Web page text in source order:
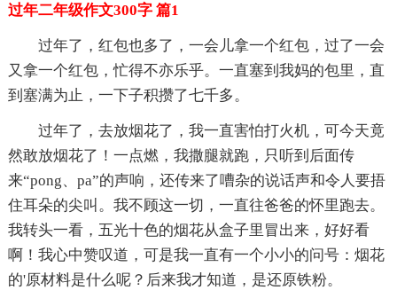
过年二年级作文300字 篇1
过年了，红包也多了，一会儿拿一个红包，过了一会
又拿一个红包，忙得不亦乐乎。一直塞到我妈的包里，直
到塞满为止，一下子积攒了七千多。
过年了，去放烟花了，我一直害怕打火机，可今天竟
然敢放烟花了！一点燃，我撒腿就跑，只听到后面传
来“pong、pa”的声响，还传来了嘈杂的说话声和令人要捂
住耳朵的尖叫。我不顾这一切，一直往爸爸的怀里跑去。
我转头一看，五光十色的烟花从盒子里冒出来，好好看
啊！我心中赞叹道，可是我一直有一个小小的问号：烟花
的'原材料是什么呢？后来我才知道，是还原铁粉。